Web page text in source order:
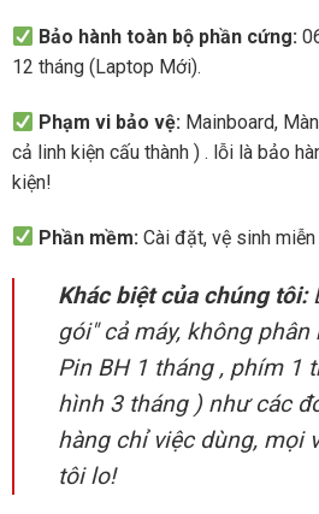
Bảo hành toàn bộ phần cứng:
12 tháng (Laptop Mới).
Phạm vi bảo vệ: Mainboard,
cả linh kiện cấu thành ) . lỗi là bảo
kiện!
Phần mềm: Cài đặt, vệ sinh
Khác biệt của chúng tôi:
gói" cả máy, không
Pin BH 1 tháng , phím 1
hình 3 tháng ) như các
hàng chỉ việc dùng, mọi
tôi lo!